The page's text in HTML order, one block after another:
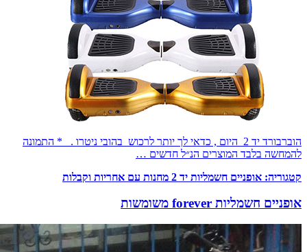
הוברבורד יד 2 היום , כדאי לך יותר לרכוש בהובי ניטרו . * התמונה
להמחשה בלבד המוצרים הנ״ל חדשים …
קטגוריה: אופניים חשמליות יד 2 מחנות עם אחריות וקבלות
אופניים חשמליות forever משומשות